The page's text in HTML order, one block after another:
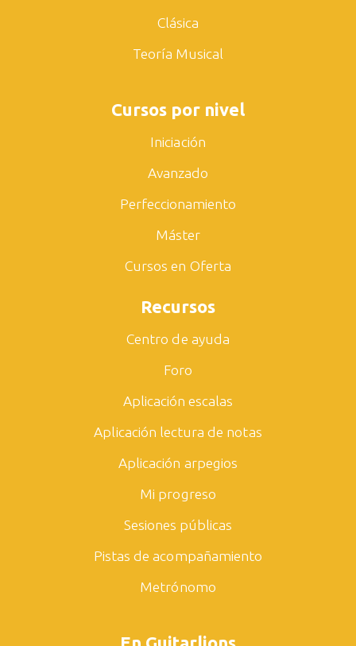
Clásica
Teoría Musical
Cursos por nivel
Iniciación
Avanzado
Perfeccionamiento
Máster
Cursos en Oferta
Recursos
Centro de ayuda
Foro
Aplicación escalas
Aplicación lectura de notas
Aplicación arpegios
Mi progreso
Sesiones públicas
Pistas de acompañamiento
Metrónomo